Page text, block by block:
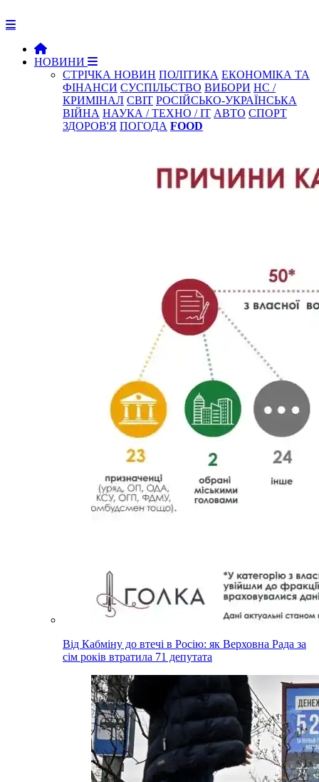
НОВИНИ
СТРІЧКА НОВИН ПОЛІТИКА ЕКОНОМІКА ТА
ФІНАНСИ СУСПІЛЬСТВО ВИБОРИ НС /
КРИМІНАЛ СВІТ РОСІЙСЬКО-УКРАЇНСЬКА
ВІЙНА НАУКА / ТЕХНО / IT АВТО СПОРТ
ЗДОРОВ'Я ПОГОДА FOOD
Від Кабміну до втечі в Росію: як Верховна Рада за
сім років втратила 71 депутата